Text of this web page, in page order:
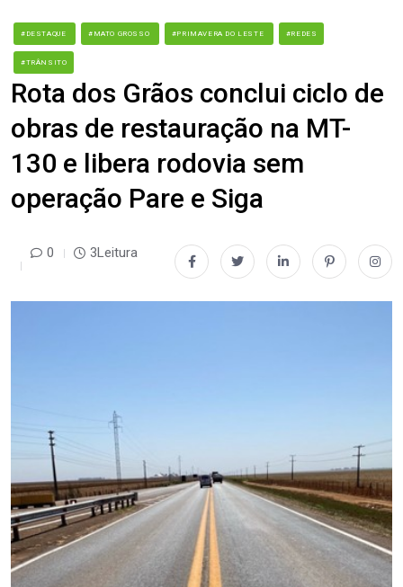
#DESTAQUE #MATO GROSSO #PRIMAVERA DO LESTE #REDES
#TRÂNSITO
Rota dos Grãos conclui ciclo de
obras de restauração na MT-
130 e libera rodovia sem
operação Pare e Siga
0 3Leitura